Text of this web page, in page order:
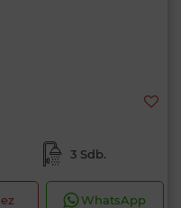
3 Sdb.
WhatsApp